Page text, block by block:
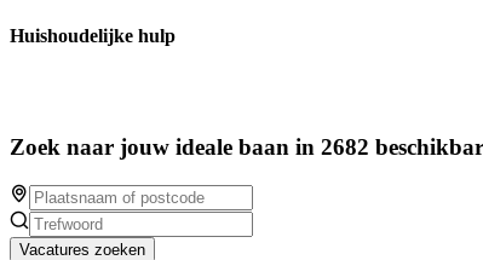
Huishoudelijke hulp
Zoek naar jouw ideale baan in 2682
Vacatures zoeken